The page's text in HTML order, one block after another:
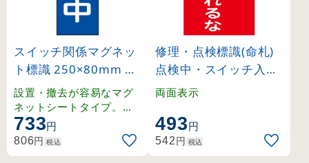
スイッチ関係マグネッ
ト標識 250×80mm 点
検中 (86008)
設置・撤去が容易なマグ
ネットシートタイプ。ス
イッチの切り替え時に素
早く掲示できます。
733円
806円 税込
修理・点検標識(命札)
点検中・スイッチ入れ
るな 札-210 (85210)
両面表示
493円
542円 税込